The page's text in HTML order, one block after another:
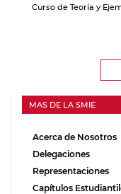
Curso de Teoría y
MAS DE LA SMIE
Acerca de Nosotros
Delegaciones
Representaciones
Capítulos